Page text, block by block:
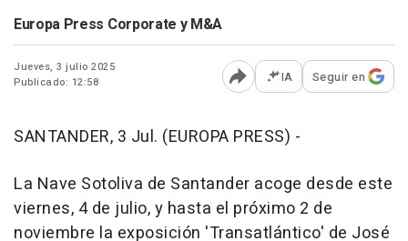
Europa Press Corporate y M&A
Jueves, 3 julio 2025
Publicado: 12:58
Abrir opciones para
IA Seguir en
SANTANDER, 3 Jul. (EUROPA PRESS) -
La Nave Sotoliva de Santander acoge desde este
viernes, 4 de julio, y hasta el próximo 2 de
noviembre la exposición 'Transatlántico' de José